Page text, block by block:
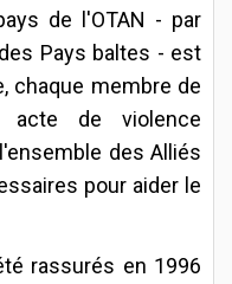
de l'OTAN - par
Pays baltes - est
chaque membre de
acte de violence
des Alliés
pour aider le
rassurés en 1996